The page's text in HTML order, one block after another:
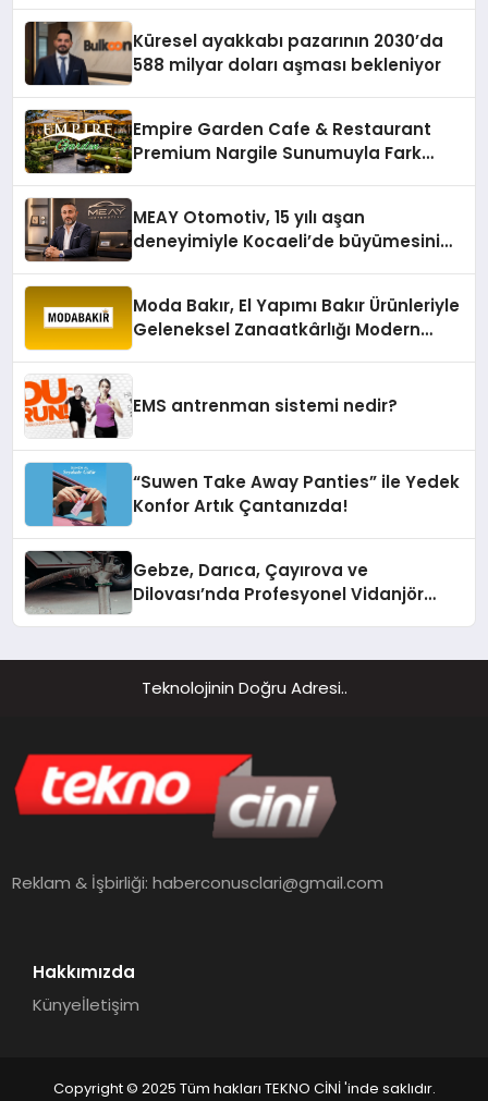
Küresel ayakkabı pazarının 2030’da
588 milyar doları aşması bekleniyor
Empire Garden Cafe & Restaurant
Premium Nargile Sunumuyla Fark
MEAY Otomotiv, 15 yılı aşan
deneyimiyle Kocaeli’de büyümesini
Moda Bakır, El Yapımı Bakır Ürünleriyle
Geleneksel Zanaatkârlığı Modern
EMS antrenman sistemi nedir?
“Suwen Take Away Panties” ile Yedek
Konfor Artık Çantanızda!
Gebze, Darıca, Çayırova ve
Dilovası’nda Profesyonel Vidanjör
Teknolojinin Doğru Adresi..
Reklam & İşbirliği:haberconusclari@gmail.com
Hakkımızda
Künyeİletişim
Copyright © 2025 Tüm hakları TEKNO CİNİ 'inde saklıdır.